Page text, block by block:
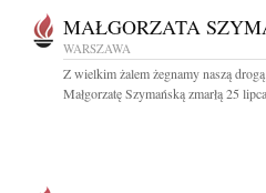
MAŁGORZATA
WARSZAWA
Z wielkim żalem żegnamy naszą
Małgorzatę Szymańską zmarłą 25